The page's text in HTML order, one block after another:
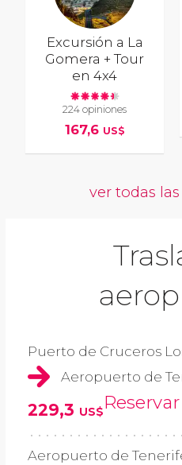
Excursión a La
Gomera + Tour
en 4x4
224 opiniones
167,6 US$
ver todas
Puerto de Cruceros
Aeropuerto de
229,3 US$Reservar
Aeropuerto de